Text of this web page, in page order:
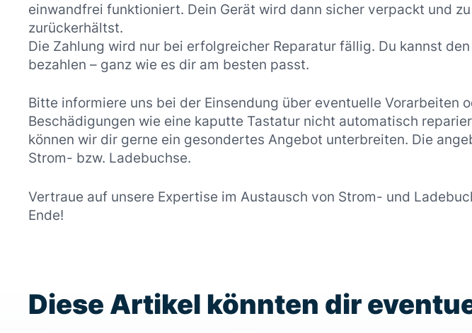
einwandfrei funktioniert. Dein Gerät wird dann sicher verpackt und
zurückerhältst.
Die Zahlung wird nur bei erfolgreicher Reparatur fällig. Du kannst
bezahlen – ganz wie es dir am besten passt.
Bitte informiere uns bei der Einsendung über eventuelle Vorarbeiten
Beschädigungen wie eine kaputte Tastatur nicht automatisch
können wir dir gerne ein gesondertes Angebot unterbreiten. Die
Strom- bzw. Ladebuchse.
Vertraue auf unsere Expertise im Austausch von Strom- und
Ende!
Diese Artikel könnten dir